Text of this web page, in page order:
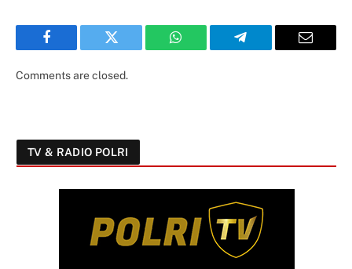
Facebook Twitter WhatsApp Telegram Email
Comments are closed.
TV & RADIO POLRI